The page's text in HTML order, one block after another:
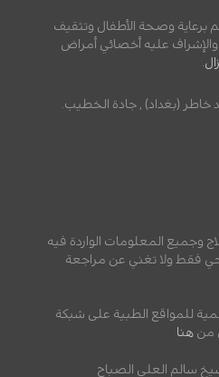
وصحة الأطفال وتثقيف
والإشراف عليه أخصائي أمراض
(بغداد) , جادة الخطيب.
وجميع المعلومات الواردة فيه
فقط ولا تغني عن مراجعة
للمواقع الطبية على شبكة
من هنا
سالم العلي الصباح